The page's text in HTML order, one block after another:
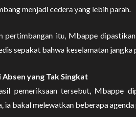
menjadi cedera yang lebih parah.
pertimbangan itu, Mbappe
sepakat bahwa keselamatan
Absen yang Tak Singkat
pemeriksaan tersebut, Mbappe
ia bakal melewatkan beberapa